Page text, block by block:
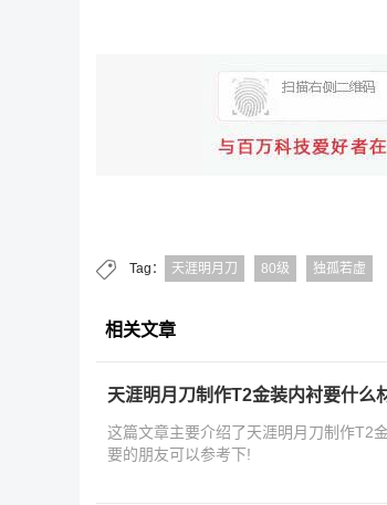
Tag： 天涯明月刀 80级 独孤若虚
相关文章
天涯明月刀制作T2金装内衬要什么
这篇文章主要介绍了天涯明月刀制作T2
要的朋友可以参考下!